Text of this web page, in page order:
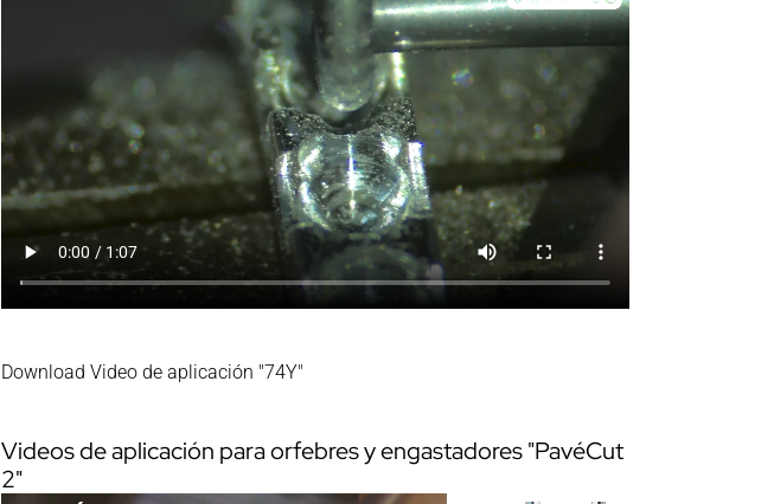
Download Video de aplicación "74Y"
Videos de aplicación para orfebres y engastadores "PavéCut
2"